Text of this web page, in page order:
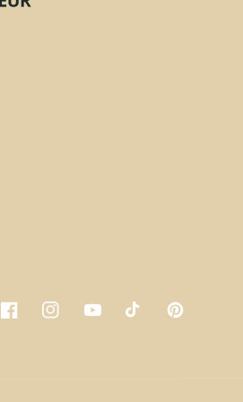
FacebookInstagramYouTubeTikTok Pinterest